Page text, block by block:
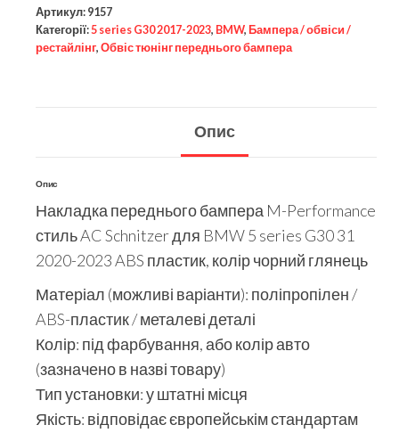
Артикул: 9157
Категорії:5 series G30 2017-2023, BMW, Бампера / обвіси /
рестайлінг, Обвіс тюнінг переднього бампера
Опис
Опис
Накладка переднього бампера M-Performance
стиль AC Schnitzer для BMW 5 series G30 31
2020-2023 ABS пластик, колір чорний глянець
Матеріал (можливі варіанти): поліпропілен /
ABS-пластик / металеві деталі
Колір: під фарбування, або колір авто
(зазначено в назві товару)
Тип установки: у штатні місця
Якість: відповідає європейськім стандартам